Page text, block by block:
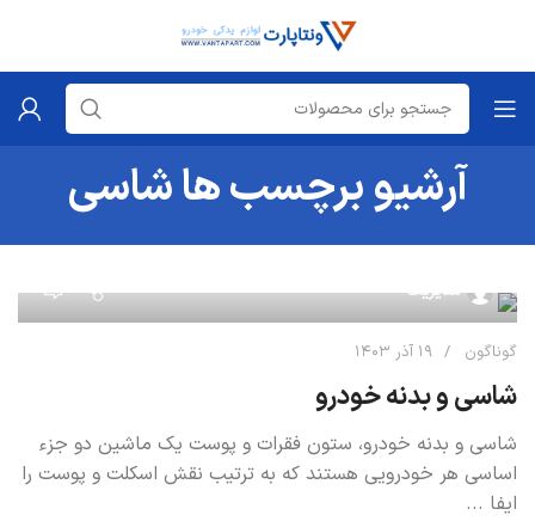
آرشیو برچسب ها شاسی
مدیریت
گوناگون ۱۹ آذر ۱۴۰۳
شاسی و بدنه خودرو
شاسی و بدنه خودرو، ستون فقرات و پوست یک ماشین دو جزء
اساسی هر خودرویی هستند که به ترتیب نقش اسکلت و پوست را
ایفا ...